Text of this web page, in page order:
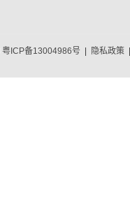
粤ICP备13004986号 隐私政策